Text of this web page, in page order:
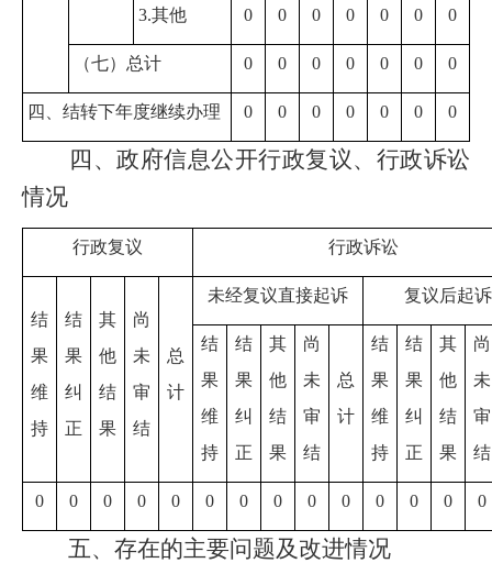
3.其他 0 0 0 0 0 0 0
（七）总计 0 0 0 0 0 0 0
四、结转下年度继续办理 0 0 0 0 0 0 0
四、政府信息公开行政复议、行政诉讼
情况
行政复议 行政诉讼
结
果
维
持
结
果
纠
正
其
他
结
果
尚
未
审
结
总
计
未经复议直接起诉 复议后起诉
结
果
维
持
结
果
纠
正
其
他
结
果
尚
未
审
结
总
计
结
果
维
持
结
果
纠
正
其
他
结
果
尚
未
审
结
0 0 0 0 0 0 0 0 0 0 0 0 0 0
五、存在的主要问题及改进情况